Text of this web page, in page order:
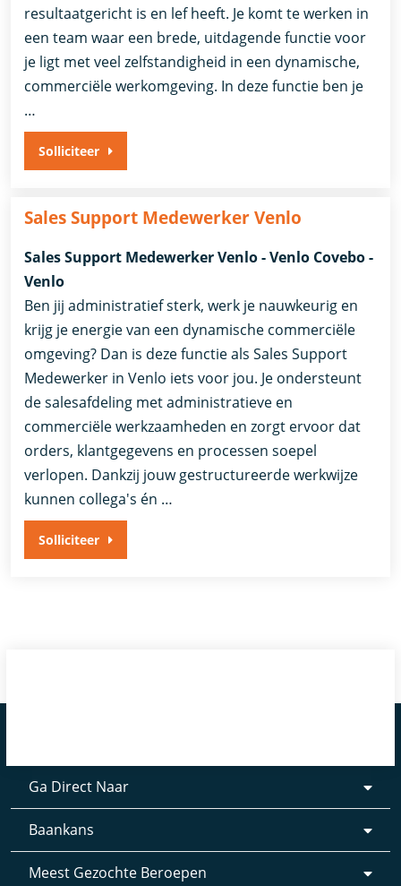
resultaatgericht is en lef heeft. Je komt te werken in
een team waar een brede, uitdagende functie voor
je ligt met veel zelfstandigheid in een dynamische,
commerciële werkomgeving. In deze functie ben je
…
Solliciteer
Sales Support Medewerker Venlo
Sales Support Medewerker Venlo - Venlo Covebo -
Venlo
Ben jij administratief sterk, werk je nauwkeurig en
krijg je energie van een dynamische commerciële
omgeving? Dan is deze functie als Sales Support
Medewerker in Venlo iets voor jou. Je ondersteunt
de salesafdeling met administratieve en
commerciële werkzaamheden en zorgt ervoor dat
orders, klantgegevens en processen soepel
verlopen. Dankzij jouw gestructureerde werkwijze
kunnen collega's én …
Solliciteer
Ga Direct Naar
Baankans
Meest Gezochte Beroepen